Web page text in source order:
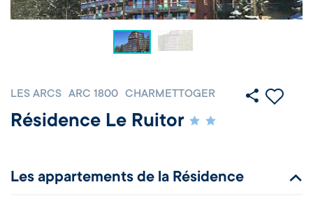
LES ARCS ARC 1800 CHARMETTOGER
Résidence Le Ruitor
Les appartements de la Résidence